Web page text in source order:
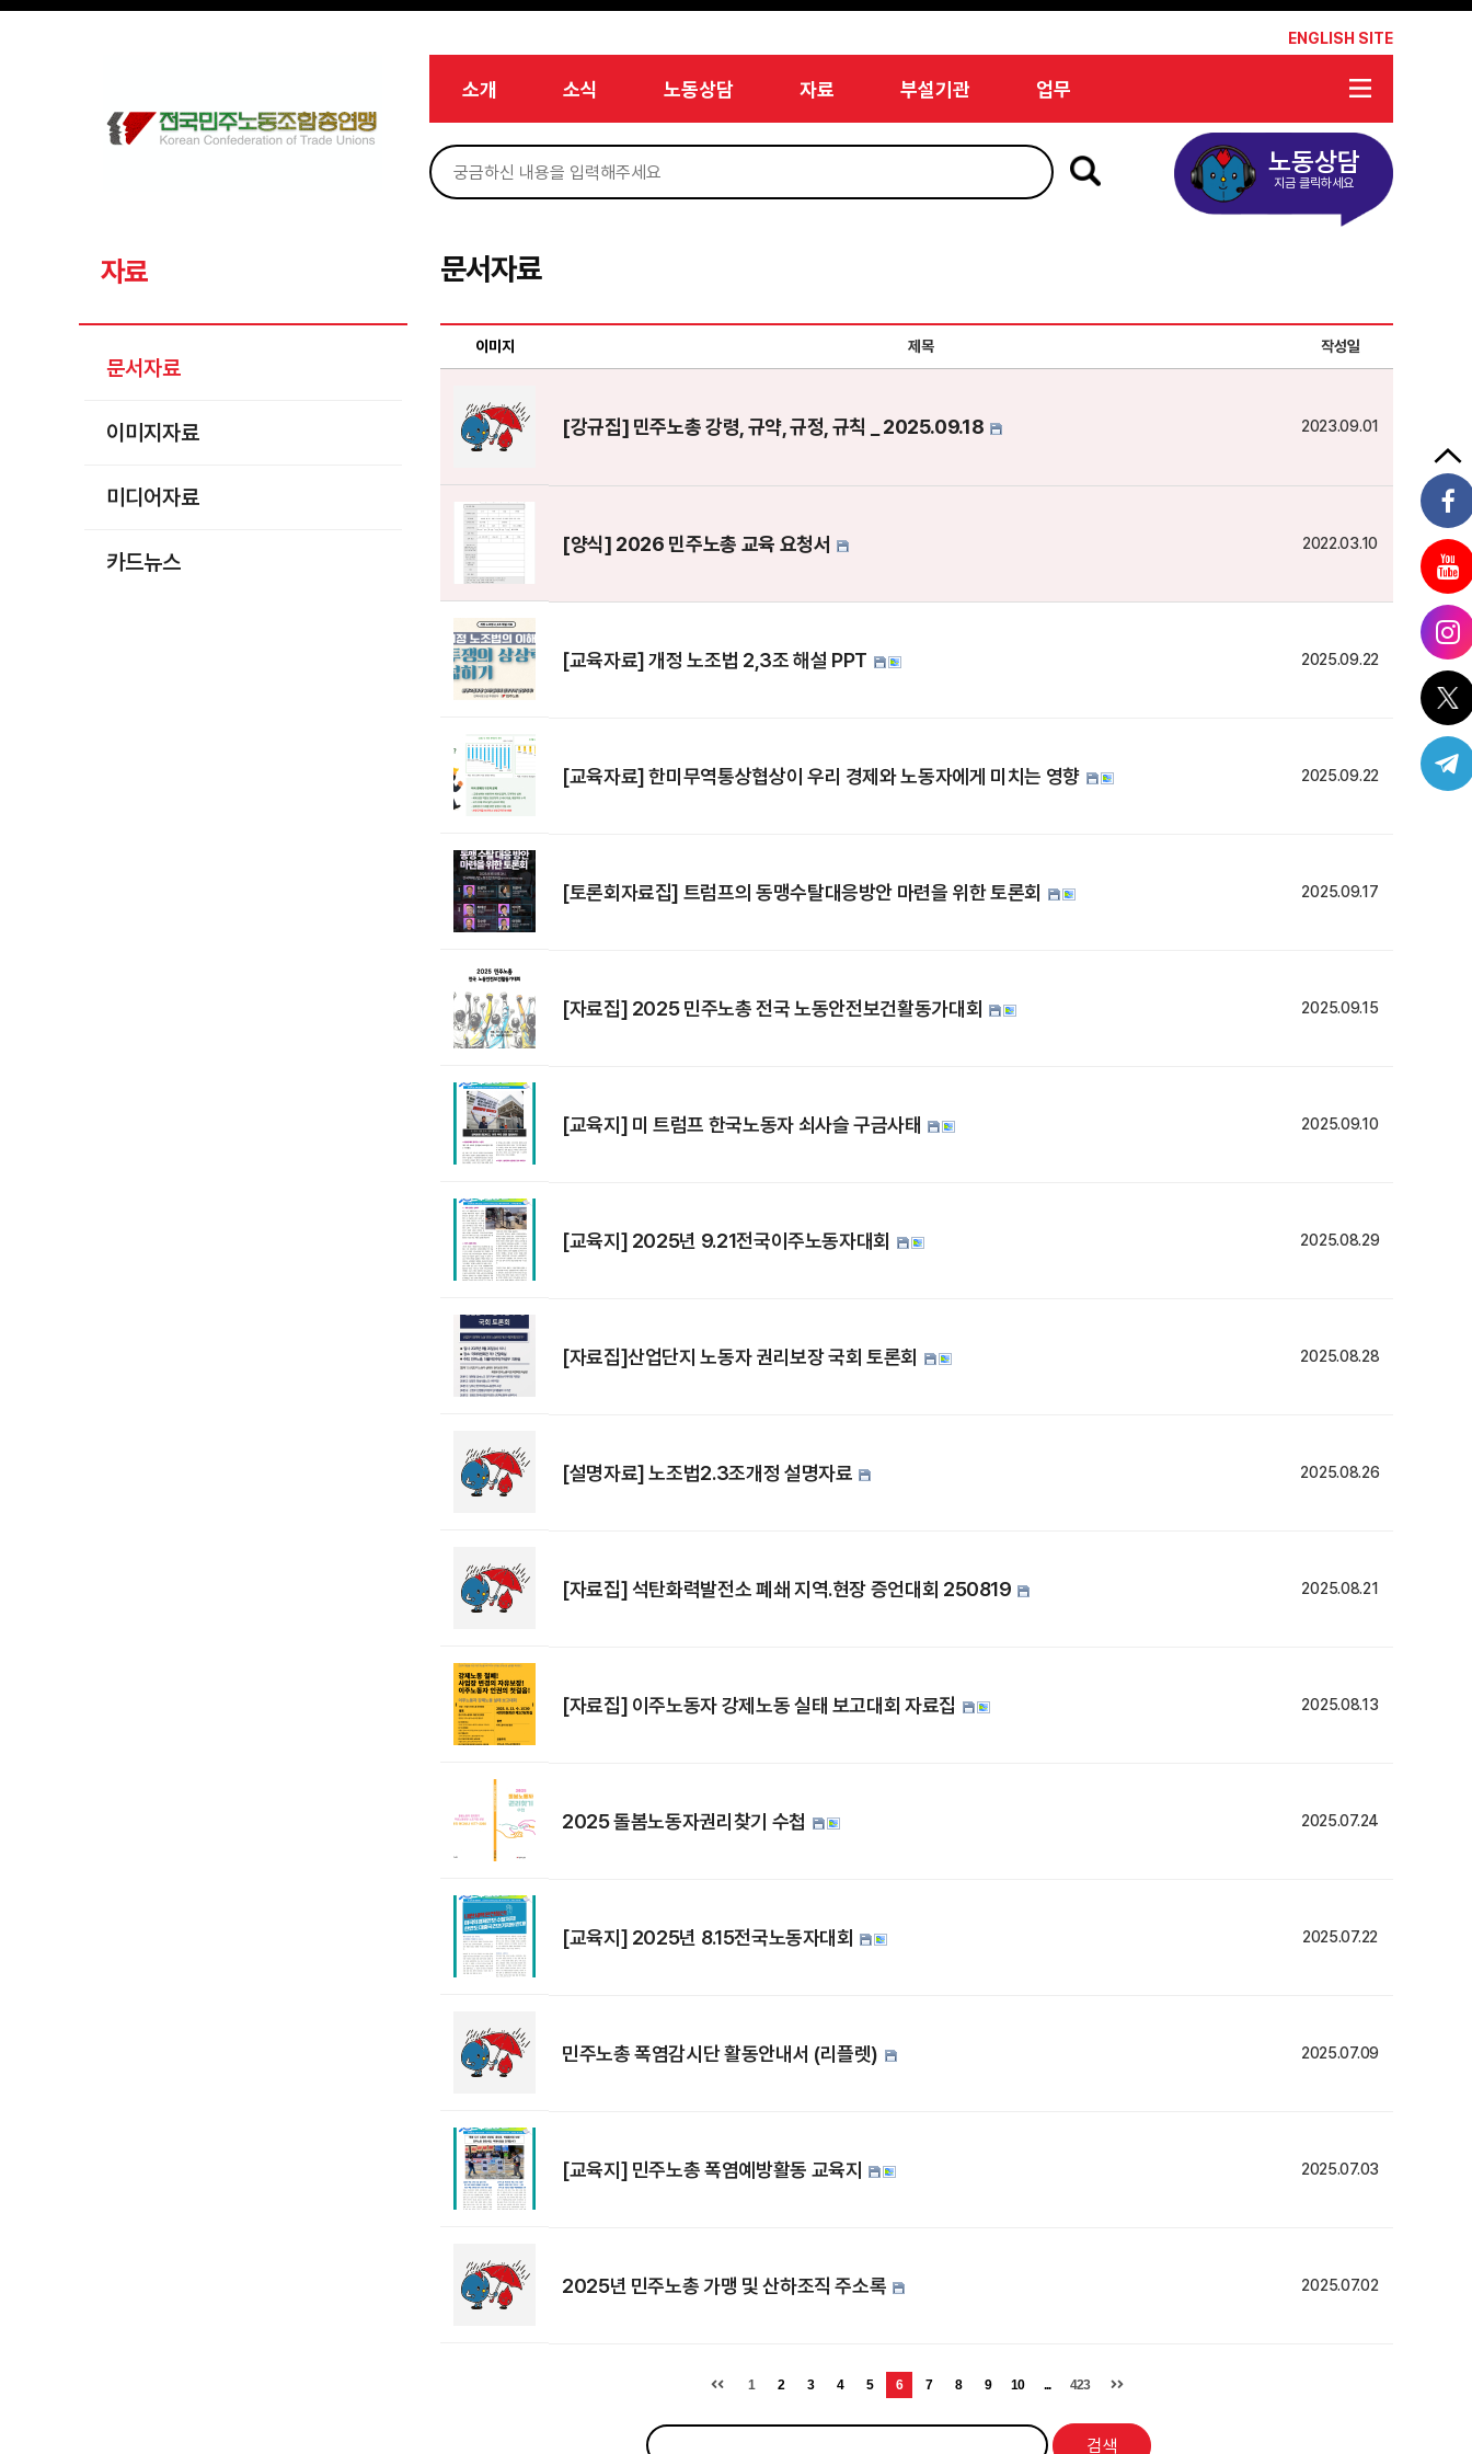
메뉴 건너뛰기
ENGLISH SITE
소개 소식 노동상담 자료 부설기관 업무
노동상담
지금 클릭하세요
자료
문서자료
이미지자료
미디어자료
카드뉴스
문서자료
이미지 제목 작성일
[강규집] 민주노총 강령, 규약, 규정, 규칙 _ 2025.09.18 2023.09.01
[양식] 2026 민주노총 교육 요청서 2022.03.10
[교육자료] 개정 노조법 2,3조 해설 PPT 2025.09.22
[교육자료] 한미무역통상협상이 우리 경제와 노동자에게 미치는 영향 2025.09.22
[토론회자료집] 트럼프의 동맹수탈대응방안 마련을 위한 토론회 2025.09.17
[자료집] 2025 민주노총 전국 노동안전보건활동가대회 2025.09.15
[교육지] 미 트럼프 한국노동자 쇠사슬 구금사태 2025.09.10
[교육지] 2025년 9.21전국이주노동자대회 2025.08.29
[자료집]산업단지 노동자 권리보장 국회 토론회 2025.08.28
[설명자료] 노조법2.3조개정 설명자료 2025.08.26
[자료집] 석탄화력발전소 폐쇄 지역.현장 증언대회 250819 2025.08.21
[자료집] 이주노동자 강제노동 실태 보고대회 자료집 2025.08.13
2025 돌봄노동자권리찾기 수첩 2025.07.24
[교육지] 2025년 8.15전국노동자대회 2025.07.22
민주노총 폭염감시단 활동안내서 (리플렛) 2025.07.09
[교육지] 민주노총 폭염예방활동 교육지 2025.07.03
2025년 민주노총 가맹 및 산하조직 주소록 2025.07.02
1 2 3 4 5 6 7 8 9 10 ... 423
검색
Sketchbook5, 스케치북5